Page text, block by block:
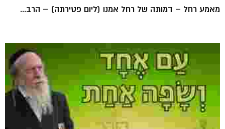
מאמע רחל – דמותה של רחל אמנו (ליום פטירתה) – הרב...